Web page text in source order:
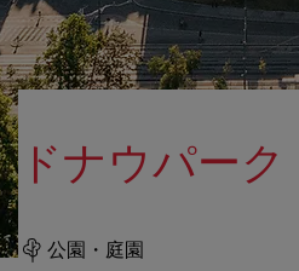
ドナウパーク
公園・庭園